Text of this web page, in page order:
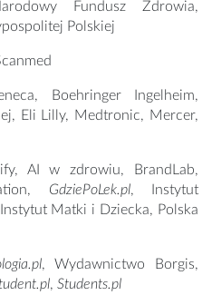
Fundusz Zdrowia,
Polskiej
Boehringer Ingelheim,
Eli Lilly, Medtronic, Mercer,
AI w zdrowiu, BrandLab,
GdziePoLek.pl, Instytut
Matki i Dziecka, Polska
, Wydawnictwo Borgis,
, Students.pl